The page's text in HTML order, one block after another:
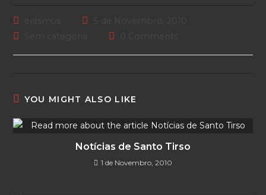
Post
author:
Post
published:
Post Sem categoria
Post 0 Comments
YOU MIGHT ALSO LIKE
Notícias de Santo Tirso
1 de Novembro, 2010